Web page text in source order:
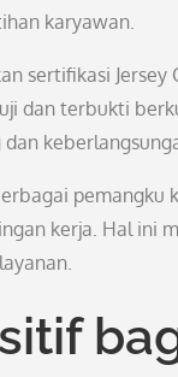
karyawan.
sertifikasi
dan terbukti
pemangku
kerja. Hal ini